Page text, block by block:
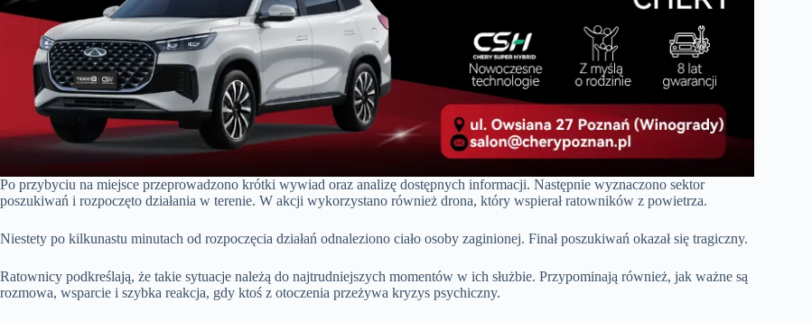
Po przybyciu na miejsce przeprowadzono krótki wywiad oraz analizę dostępnych informacji. Następnie wyznaczono sektor
poszukiwań i rozpoczęto działania w terenie. W akcji wykorzystano również drona, który wspierał ratowników z powietrza.
Niestety po kilkunastu minutach od rozpoczęcia działań odnaleziono ciało osoby zaginionej. Finał poszukiwań okazał się tragiczny.
Ratownicy podkreślają, że takie sytuacje należą do najtrudniejszych momentów w ich służbie. Przypominają również, jak ważne są
rozmowa, wsparcie i szybka reakcja, gdy ktoś z otoczenia przeżywa kryzys psychiczny.